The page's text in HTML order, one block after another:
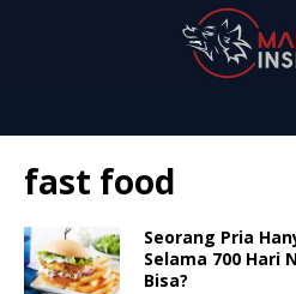
fast food
Seorang Pria
Selama 700 Hari
Bisa?